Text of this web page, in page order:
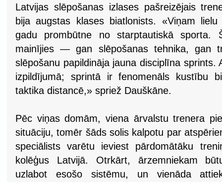
Latvijas slēpošanas izlases pašreizējais
bija augstas klases biatlonists. «Viņam
gadu prombūtne no starptautiskā
mainījies — gan slēpošanas tehnika, gan
slēpošanu papildināja jauna disciplīna sprints.
izpildījumā; sprintā ir fenomenāls kustību
taktika distancē,» spriež Dauškāne.
Pēc viņas domām, viena ārvalstu trenera
situāciju, tomēr šāds solis kalpotu par
speciālists varētu ieviest pārdomātāku
kolēģus Latvijā. Otrkārt, ārzemniekam
uzlabot esošo sistēmu, un vienāda